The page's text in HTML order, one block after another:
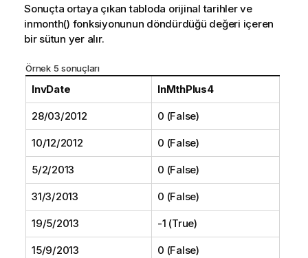
Sonuçta ortaya çıkan tabloda orijinal tarihler ve
inmonth() fonksiyonunun döndürdüğü değeri içeren
bir sütun yer alır.
Örnek 5 sonuçları
InvDate InMthPlus4
28/03/2012 0 (False)
10/12/2012 0 (False)
5/2/2013 0 (False)
31/3/2013 0 (False)
19/5/2013 -1 (True)
15/9/2013 0 (False)